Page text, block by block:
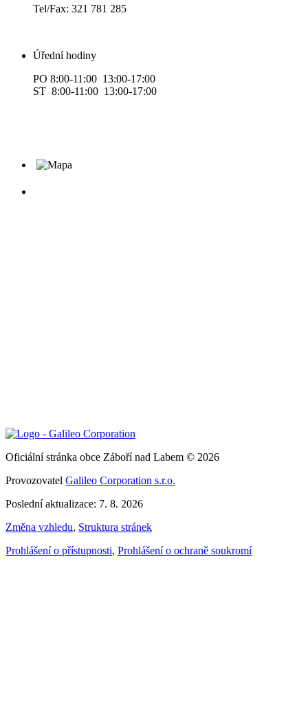
Tel/Fax: 321 781 285
Úřední hodiny
PO 8:00-11:00 13:00-17:00
ST 8:00-11:00 13:00-17:00
Oficiální stránka obce Záboří nad Labem © 2026
Provozovatel Galileo Corporation s.r.o.
Poslední aktualizace: 7. 8. 2026
Změna vzhledu, Struktura stránek
Prohlášení o přístupnosti, Prohlášení o ochraně soukromí